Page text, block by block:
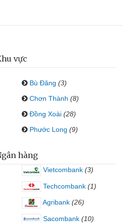
vực
Bù Đăng (3)
Chơn Thành (8)
Đồng Xoài (28)
Phước Long (9)
hàng
Vietcombank (3)
Techcombank (1)
Agribank (26)
Sacombank (10)